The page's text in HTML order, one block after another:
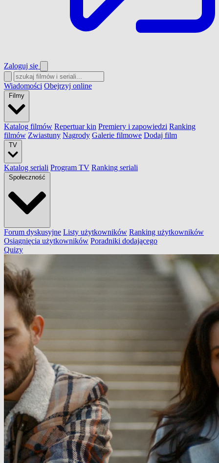
Zaloguj się
Wiadomości Obejrzyj online
Filmy
Katalog filmów Repertuar kin Premiery i zapowiedzi Ranking
filmów Zwiastuny Nagrody Galerie filmowe Dodaj film
TV
Katalog seriali Program TV Ranking seriali
Społeczność
Forum dyskusyjne Listy użytkowników Ranking użytkowników
Osiągnięcia użytkowników Poradniki dodającego
Quizy